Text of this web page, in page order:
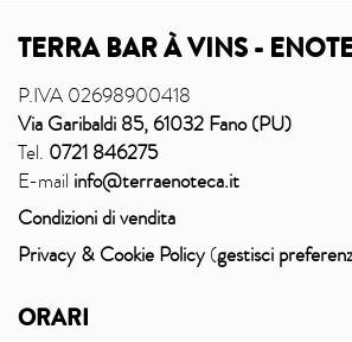
TERRA BAR À VINS -
P.IVA 02698900418
Via Garibaldi 85, 61032 Fano (PU)
Tel. 0721 846275
E-mail info@terraenoteca.it
Condizioni di vendita
Privacy & Cookie Policy (gestisci
ORARI